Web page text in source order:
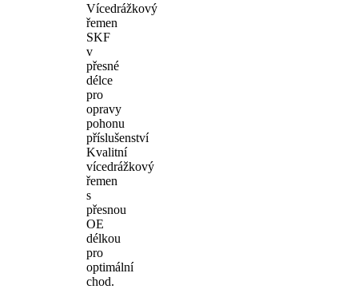
Vícedrážkový
řemen
SKF
v
přesné
délce
pro
opravy
pohonu
příslušenství
Kvalitní
vícedrážkový
řemen
s
přesnou
OE
délkou
pro
optimální
chod.